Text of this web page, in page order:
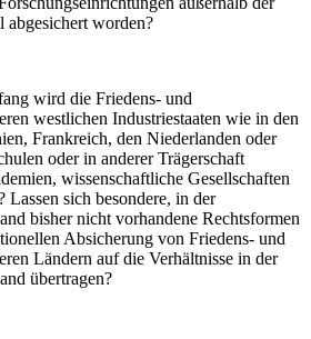
worden?
wird die Friedens- und
westlichen Industriestaaten wie in den
Frankreich, den Niederlanden oder
oder in anderer Trägerschaft
wissenschaftliche Gesellschaften
Lassen sich besondere, in der
bisher nicht vorhandene Rechtsformen
Absicherung von Friedens- und
Ländern auf die Verhältnisse in der
übertragen?